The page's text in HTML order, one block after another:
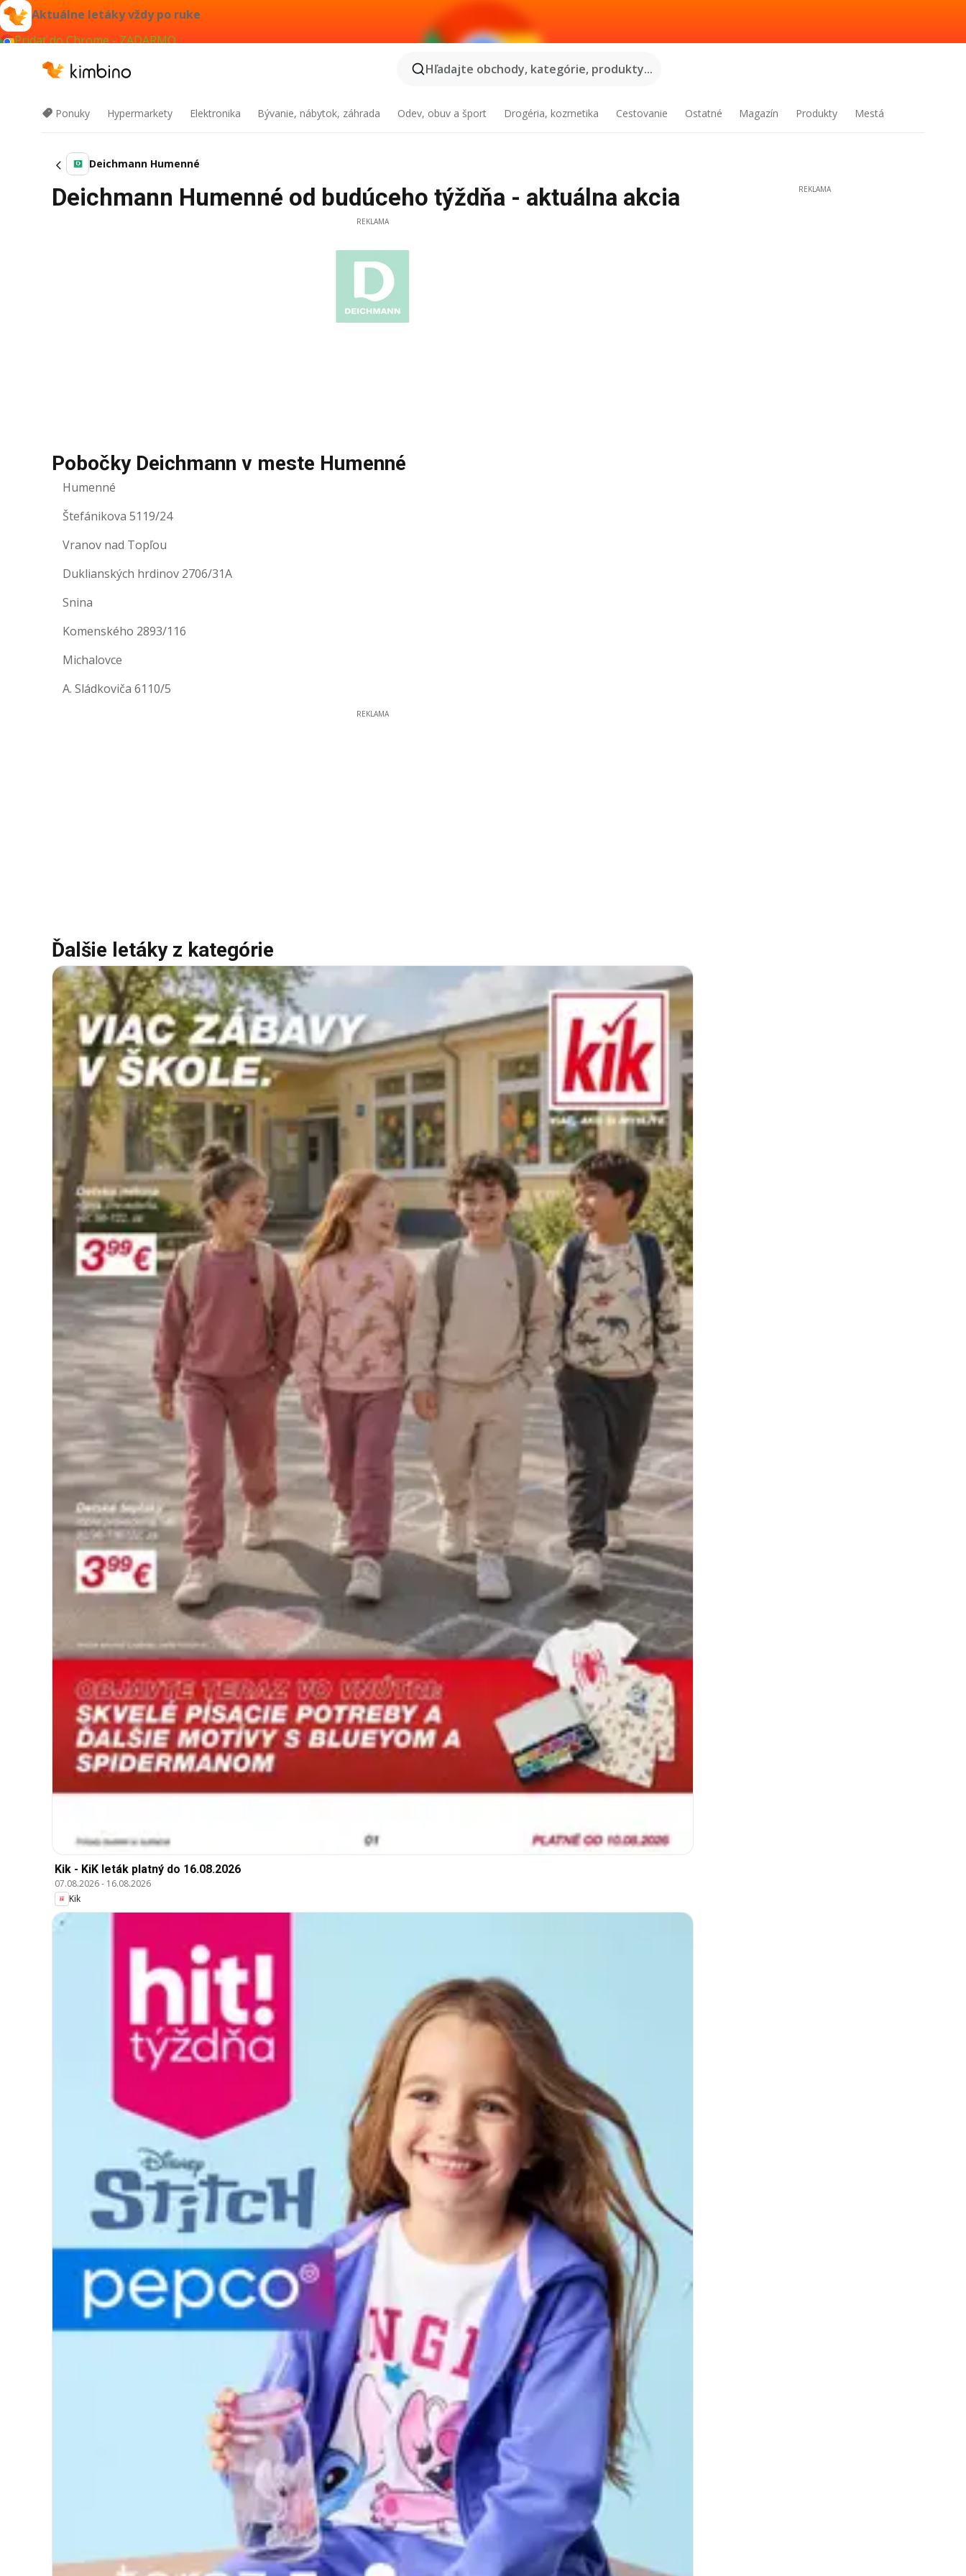
Aktuálne letáky vždy po ruke
Pridať do Chrome - ZADARMO
Hľadajte obchody, kategórie, produkty...
Ponuky Hypermarkety Elektronika Bývanie, nábytok, záhrada Odev, obuv a šport Drogéria, kozmetika Cestovanie Ostatné Magazín Produkty Mestá
Deichmann Humenné
Deichmann Humenné od budúceho týždňa - aktuálna akcia
REKLAMA
Pobočky Deichmann v meste Humenné
Humenné
Štefánikova 5119/24
Vranov nad Topľou
Duklianských hrdinov 2706/31A
Snina
Komenského 2893/116
Michalovce
A. Sládkoviča 6110/5
REKLAMA
Ďalšie letáky z kategórie
Kik - KiK leták platný do 16.08.2026
07.08.2026- 16.08.2026
Kik
REKLAMA